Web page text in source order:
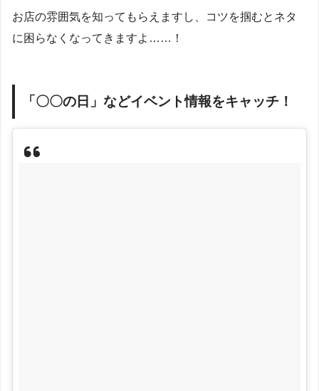
お店の雰囲気を知ってもらえますし、コツを掴むとネタ
に困らなくなってきますよ……！
「〇〇の日」などイベント情報をキャッチ！